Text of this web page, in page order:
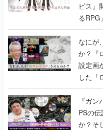
ビス』
るRPG
書】
なにが
か？『
設定画
した「
書】
『ガ
PSの
か？そ